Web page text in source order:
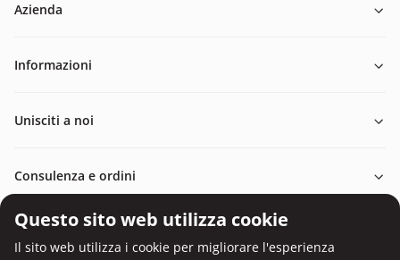
Questo sito web utilizza cookie
Il sito web utilizza i cookie per migliorare l'esperienza
Azienda
Informazioni
Unisciti a noi
Consulenza e ordini